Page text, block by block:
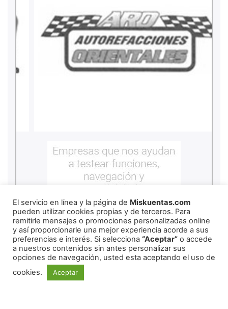
El servicio en línea y la página de Miskuentas.com
pueden utilizar cookies propias y de terceros. Para
remitirle mensajes o promociones personalizadas online
y así proporcionarle una mejor experiencia acorde a sus
preferencias e interés. Si selecciona “Aceptar” o accede
a nuestros contenidos sin antes personalizar sus
opciones de navegación, usted esta aceptando el uso de
cookies.
Aceptar